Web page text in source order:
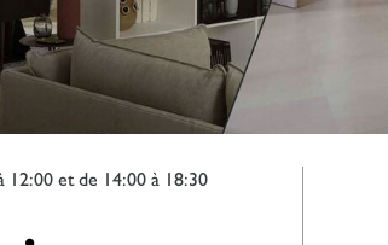
et de 14:00 à 18:30